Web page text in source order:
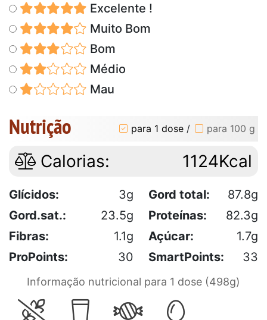
Excelente !
Muito Bom
Bom
Médio
Mau
Nutrição para 1 dose / para 100 g
Calorias: 1124Kcal
Glícidos: 3g Gord total:
87.8g
Gord.sat.:
23.5g Proteínas:
82.3g
Fibras:
1.1g Açúcar:
1.7g
ProPoints:
30 SmartPoints: 33
Informação nutricional para 1 dose (498g)